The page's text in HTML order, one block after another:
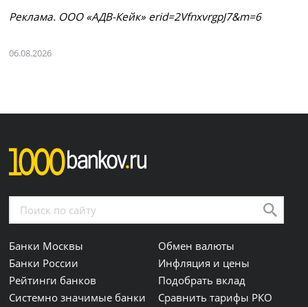
Рeклaмa. ООО «АДВ-Кейк» erid=2VfnxvrgpJ7&m=6
06.08.2026
Банки Москвы
Банки России
Рейтинги банков
Системно значимые банки
Обмен валюты
Инфляция и цены
Подобрать вклад
Сравнить тарифы РКО